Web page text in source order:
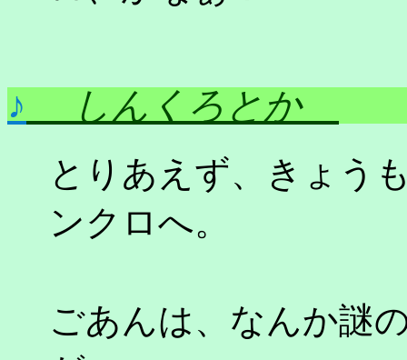
♪ しんくろとか
とりあえず、きょう
ンクロへ。
ごあんは、なんか謎